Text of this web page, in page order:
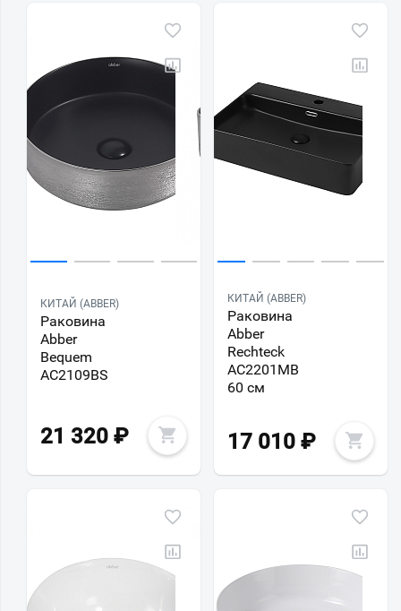
КИТАЙ (ABBER)
Раковина
Abber
Bequem
AC2109BS
21 320 ₽
КИТАЙ (ABBER)
Раковина
Abber
Rechteck
AC2201MB
60 см
17 010 ₽